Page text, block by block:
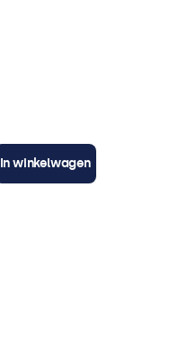
In winkelwagen